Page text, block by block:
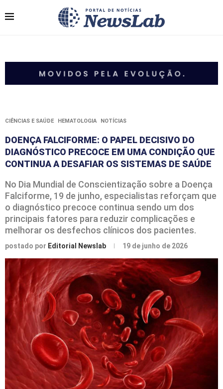
CIÊNCIAS E SAÚDE HEMATOLOGIA NOTÍCIAS
DOENÇA FALCIFORME: O PAPEL DECISIVO DO
DIAGNÓSTICO PRECOCE EM UMA CONDIÇÃO QUE
CONTINUA A DESAFIAR OS SISTEMAS DE SAÚDE
No Dia Mundial de Conscientização sobre a Doença
Falciforme, 19 de junho, especialistas reforçam que
o diagnóstico precoce continua sendo um dos
principais fatores para reduzir complicações e
melhorar os desfechos clínicos dos pacientes.
postado por Editorial Newslab 19 de junho de 2026